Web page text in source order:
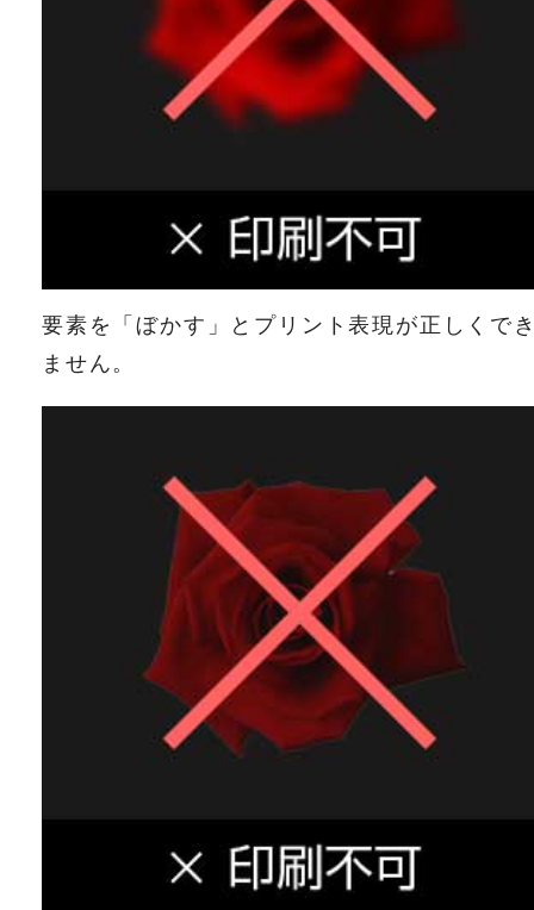
要素を「ぼかす」とプリント表現が正しくで
ません。